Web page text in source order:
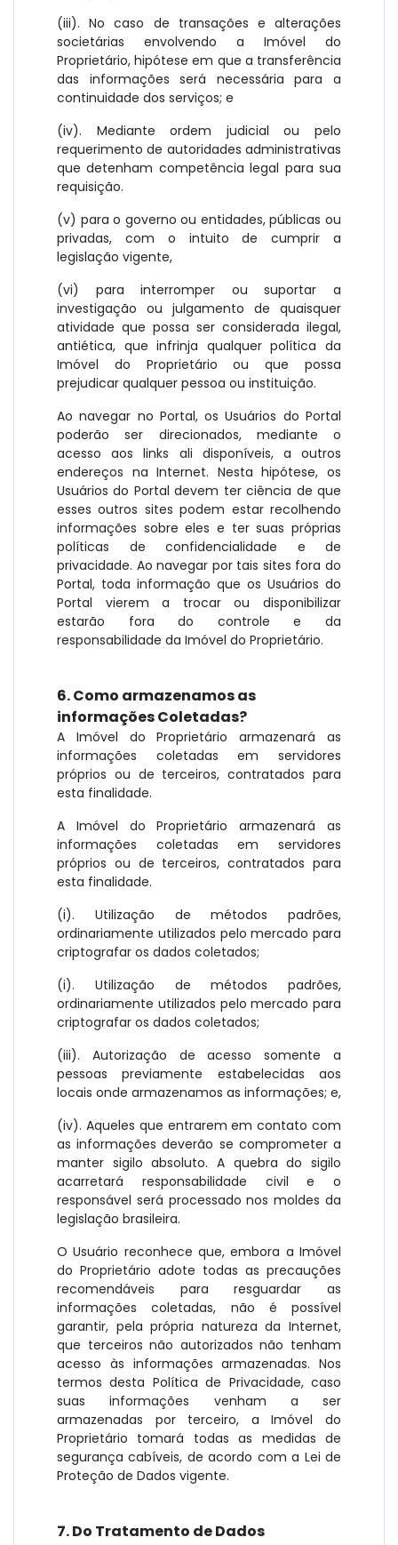
(iii). No caso de transações e alterações
societárias envolvendo a Imóvel do
Proprietário, hipótese em que a transferência
das informações será necessária para a
continuidade dos serviços; e
(iv). Mediante ordem judicial ou pelo
requerimento de autoridades administrativas
que detenham competência legal para sua
requisição.
(v) para o governo ou entidades, públicas ou
privadas, com o intuito de cumprir a
legislação vigente,
(vi) para interromper ou suportar a
investigação ou julgamento de quaisquer
atividade que possa ser considerada ilegal,
antiética, que infrinja qualquer política da
Imóvel do Proprietário ou que possa
prejudicar qualquer pessoa ou instituição.
Ao navegar no Portal, os Usuários do Portal
poderão ser direcionados, mediante o
acesso aos links ali disponíveis, a outros
endereços na Internet. Nesta hipótese, os
Usuários do Portal devem ter ciência de que
esses outros sites podem estar recolhendo
informações sobre eles e ter suas próprias
políticas de confidencialidade e de
privacidade. Ao navegar por tais sites fora do
Portal, toda informação que os Usuários do
Portal vierem a trocar ou disponibilizar
estarão fora do controle e da
responsabilidade da Imóvel do Proprietário.
6. Como armazenamos as
informações Coletadas?
A Imóvel do Proprietário armazenará as
informações coletadas em servidores
próprios ou de terceiros, contratados para
esta finalidade.
A Imóvel do Proprietário armazenará as
informações coletadas em servidores
próprios ou de terceiros, contratados para
esta finalidade.
(i). Utilização de métodos padrões,
ordinariamente utilizados pelo mercado para
criptografar os dados coletados;
(i). Utilização de métodos padrões,
ordinariamente utilizados pelo mercado para
criptografar os dados coletados;
(iii). Autorização de acesso somente a
pessoas previamente estabelecidas aos
locais onde armazenamos as informações; e,
(iv). Aqueles que entrarem em contato com
as informações deverão se comprometer a
manter sigilo absoluto. A quebra do sigilo
acarretará responsabilidade civil e o
responsável será processado nos moldes da
legislação brasileira.
O Usuário reconhece que, embora a Imóvel
do Proprietário adote todas as precauções
recomendáveis para resguardar as
informações coletadas, não é possível
garantir, pela própria natureza da Internet,
que terceiros não autorizados não tenham
acesso às informações armazenadas. Nos
termos desta Política de Privacidade, caso
suas informações venham a ser
armazenadas por terceiro, a Imóvel do
Proprietário tomará todas as medidas de
segurança cabíveis, de acordo com a Lei de
Proteção de Dados vigente.
7. Do Tratamento de Dados